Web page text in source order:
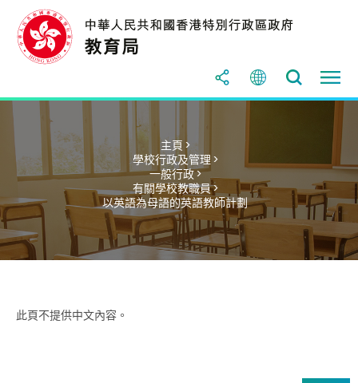
主頁 >
學校行政及管理 >
一般行政 >
有關學校教職員 >
以英語為母語的英語教師計劃
此頁不提供中文內容。